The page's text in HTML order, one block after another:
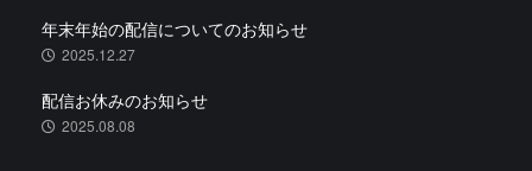
年末年始の配信についてのお知らせ
2025.12.27
配信お休みのお知らせ
2025.08.08